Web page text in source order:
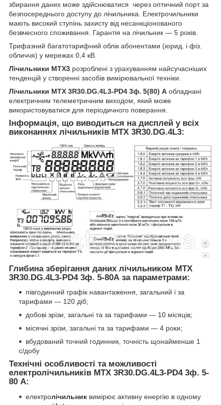
збирання даних може здійснюватися через оптичний порт за
безпосереднього доступу до лічильника. Електрочильники
мають високий ступінь захисту від несанкціонованого
безвчесного споживання. Гарантія на лічильник — 5 років.
Трифазний багатотарифний облік абонентами (юрид. і фіз.
обличчя) у мережах 0,4 кВ.
Лічильники МТХ3 розроблені з урахуванням найсучасніших
тенденцій у створенні засобів вимірювальної техніки.
Лічильники MTX 3R30.DG.4L3-PD4 3ф. 5(80) А обладнані
електричним телеметричним виходом, який може
використовуватися для періодичного поверання.
Інформація, що виводиться на дисплей у всіх
виконаннях лічильників MTX 3R30.DG.4L3:
Глибина зберігання даних лічильником MTX
3R30.DG.4L3-PD43ф. 5-80А за параметрами:
півгодинний графік навантаження, загальний і за
тарифами — 120 діб;
добові зрізи, загальні та за тарифами — 10 місяців;
місячні зрізи, загальні та за тарифами — 4 роки;
вбудований точний годинник, точність щонайменше 1
с/добу
Технічні особливості та можливості
електролічильників MTX 3R30.DG.4L3-PD43ф. 5-
80 А:
електролічильник вимірює активну енергію в одному